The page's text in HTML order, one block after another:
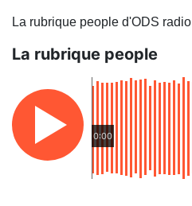
La rubrique people d'ODS radio
La rubrique people
0:00